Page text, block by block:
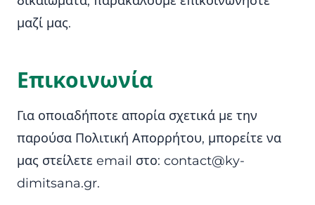
μαζί μας.
Επικοινωνία
Για οποιαδήποτε απορία σχετικά με την
παρούσα Πολιτική Απορρήτου, μπορείτε να
μας στείλετε email στο: contact@ky-
dimitsana.gr.